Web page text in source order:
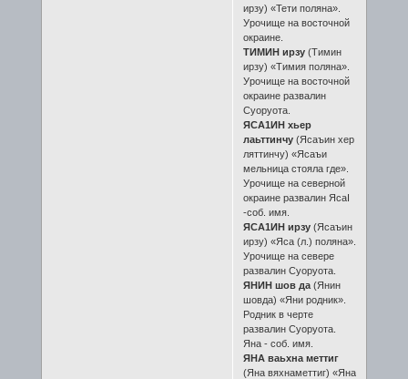
ирзу) «Тети поляна».
Урочище на восточной
окраине.
ТИМИН ирзу(Тимин
ирзу) «Тимия поляна».
Урочище на восточной
окраине развалин
Суоруота.
ЯСА1ИН хьер
лаьттинчу(Ясаъин хер
ляттинчу) «Ясаъи
мельница стояла где».
Урочище на северной
окраине развалин ЯсаӀ
-соб. имя.
ЯСА1ИН ирзу(Ясаъин
ирзу) «Яса (л.) поляна».
Урочище на севере
развалин Суоруота.
ЯНИН шов да(Янин
шовда) «Яни родник».
Родник в черте
развалин Суоруота.
Яна - соб. имя.
ЯНА ваьхна меттиг
(Яна вяхнаметтиг) «Яна